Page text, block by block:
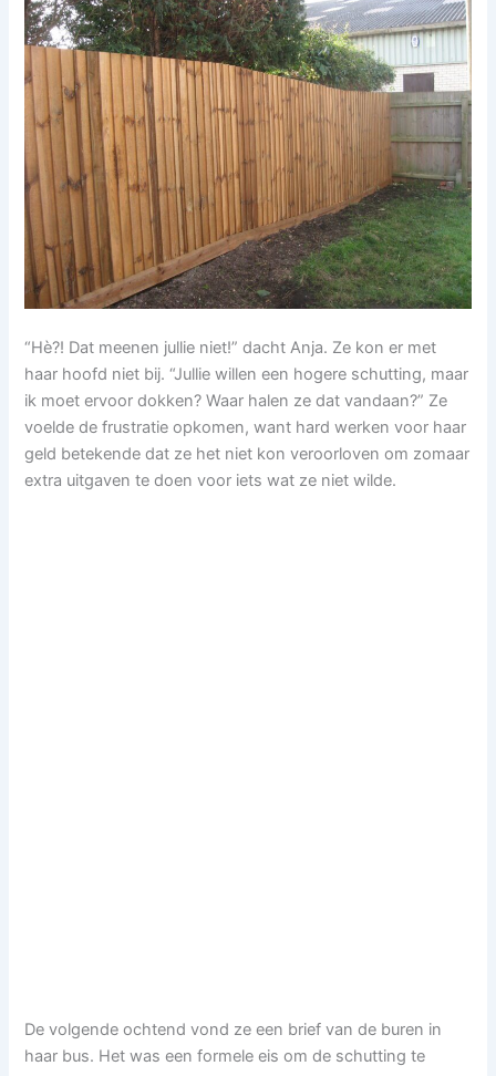
“Hè?! Dat meenen jullie niet!” dacht Anja. Ze kon er met
haar hoofd niet bij. “Jullie willen een hogere schutting, maar
ik moet ervoor dokken? Waar halen ze dat vandaan?” Ze
voelde de frustratie opkomen, want hard werken voor haar
geld betekende dat ze het niet kon veroorloven om zomaar
extra uitgaven te doen voor iets wat ze niet wilde.
De volgende ochtend vond ze een brief van de buren in
haar bus. Het was een formele eis om de schutting te